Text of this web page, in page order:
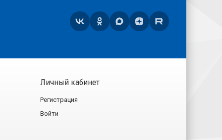
Личный кабинет
Регистрация
Войти